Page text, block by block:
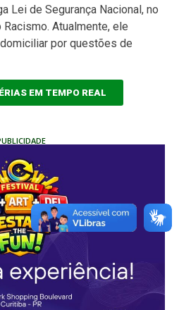
Lei de Segurança Nacional, no
Atualmente, ele
por questões de
EM TEMPO REAL